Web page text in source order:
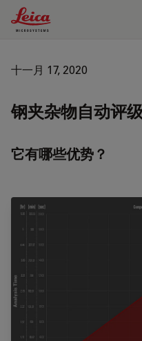
Leica Microsystems Logo
十一月 17, 2020
钢夹杂物自动评
它有哪些优势？